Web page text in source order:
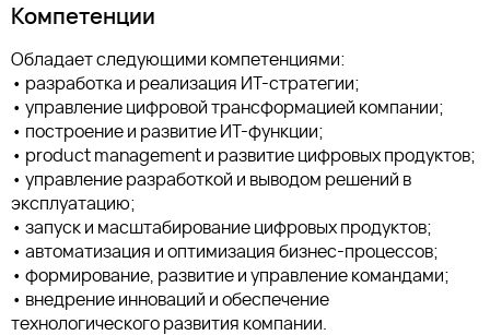
Компетенции
Обладает следующими компетенциями:
• разработка и реализация ИТ-стратегии;
• управление цифровой трансформацией компании;
• построение и развитие ИТ-функции;
• product management и развитие цифровых продуктов;
• управление разработкой и выводом решений в
эксплуатацию;
• запуск и масштабирование цифровых продуктов;
• автоматизация и оптимизация бизнес-процессов;
• формирование, развитие и управление командами;
• внедрение инноваций и обеспечение
технологического развития компании.